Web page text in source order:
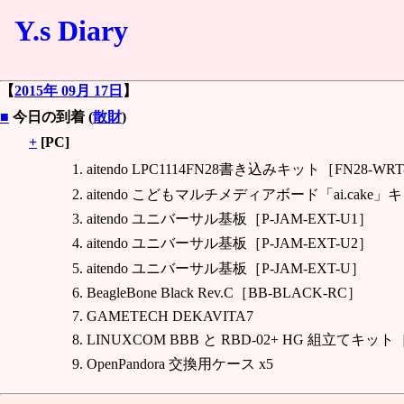
Y.s Diary
【2015年 09月 17日 】
■ 今日の到着 (散財)
+ [PC]
aitendo LPC1114FN28書き込みキット［FN28-
aitendo こどもマルチメディアボード「ai.cake」キ
aitendo ユニバーサル基板［P-JAM-EXT-U1］
aitendo ユニバーサル基板［P-JAM-EXT-U2］
aitendo ユニバーサル基板［P-JAM-EXT-U］
BeagleBone Black Rev.C［BB-BLACK-RC］
GAMETECH DEKAVITA7
LINUXCOM BBB と RBD-02+ HG 組立てキット
OpenPandora 交換用ケース x5